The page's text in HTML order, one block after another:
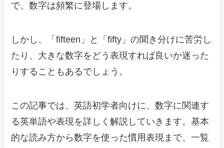
で、数字は頻繁に登場します。
しかし、「fifteen」と「fifty」の聞き分けに苦労し
たり、大きな数字をどう表現すれば良いか迷った
りすることもあるでしょう。
この記事では、英語初学者向けに、数字に関連す
る英単語や表現を詳しく解説していきます。基本
的な読み方から数字を使った慣用表現まで、一覧